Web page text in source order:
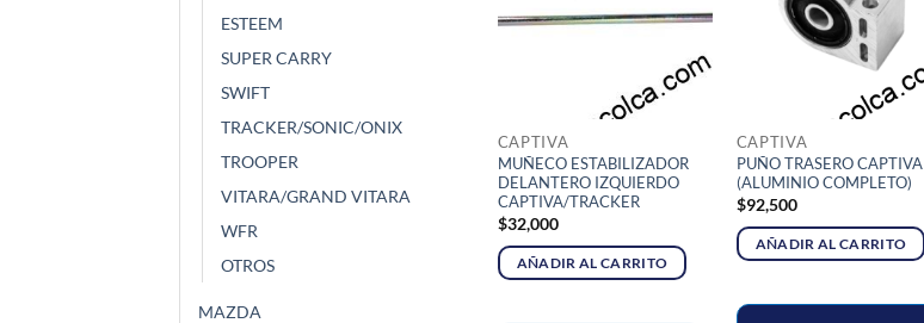
ESTEEM
SUPER CARRY
SWIFT
TRACKER/SONIC/ONIX
TROOPER
VITARA/GRAND VITARA
WFR
OTROS
MAZDA
CAPTIVA
MUÑECO ESTABILIZADOR
DELANTERO IZQUIERDO
CAPTIVA/TRACKER
$32,000
AÑADIR AL CARRITO
CAPTIVA
PUÑO TRASERO CAPTIVA
(ALUMINIO COMPLETO)
$92,500
AÑADIR AL CARRITO